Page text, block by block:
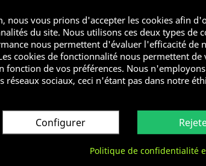
Jean Neymar
Tv Lover
Hooligan
Fuck Off
Bats les couilles
Quantité
En Stock
nous vous prions d'accepter les cookies afin
du site. Nous utilisons ces deux types de
nous permettent d'évaluer l'efficacité de
cookies de fonctionnalité nous permettent
fonction de vos préférences. Nous
réseaux sociaux, ceci n'étant pas dans notre
Configurer
Politique de confidentialité